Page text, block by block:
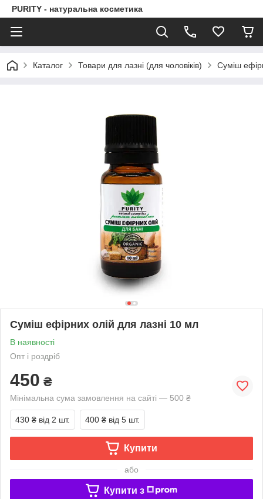
PURITY - натуральна косметика
Каталог Товари для лазні (для чоловіків) Суміш
Суміш ефірних олій для лазні 10 мл
В наявності
Опт і роздріб
450 ₴
Мінімальна сума замовлення на сайті — 500 ₴
430 ₴ від 2 шт. 400 ₴ від 5 шт.
Купити
або
Купити з